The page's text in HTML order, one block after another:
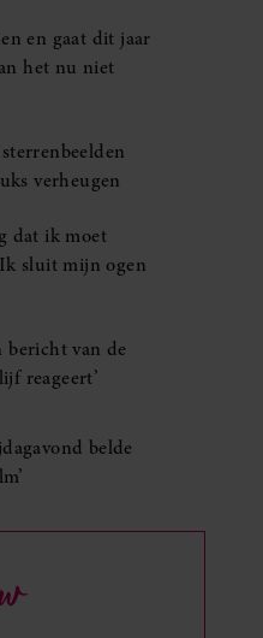
en gaat dit jaar
het nu niet
verheugen
dat ik moet
sluit mijn ogen
bericht van de
reageert’
belde